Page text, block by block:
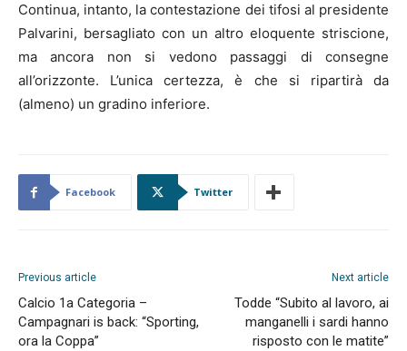
Continua, intanto, la contestazione dei tifosi al presidente
Palvarini, bersagliato con un altro eloquente striscione,
ma ancora non si vedono passaggi di consegne
all’orizzonte. L’unica certezza, è che si ripartirà da
(almeno) un gradino inferiore.
Facebook Twitter
Previous article
Calcio 1a Categoria –
Campagnari is back: “Sporting,
ora la Coppa”
Next article
Todde “Subito al lavoro, ai
manganelli i sardi hanno
risposto con le matite”